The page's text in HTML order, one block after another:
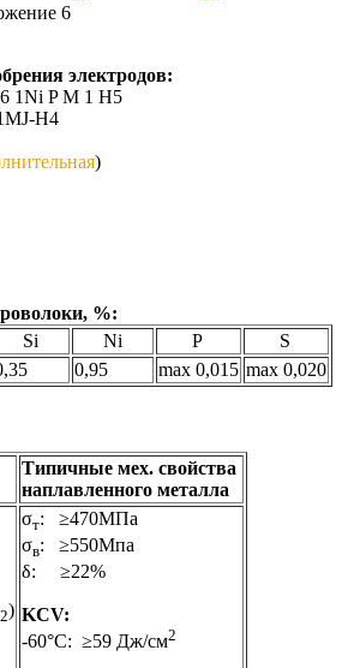
электродов:
1Ni P М 1 H5
H4
)
%:
Si Ni P
S
0,95 max 0,015 max 0,020
Типичные мех. свойства
наплавленного металла
2)
σт: ≥470МПа
σв: ≥550Мпа
δ: ≥22%
KCV:
-60°C: ≥59 Дж/см2